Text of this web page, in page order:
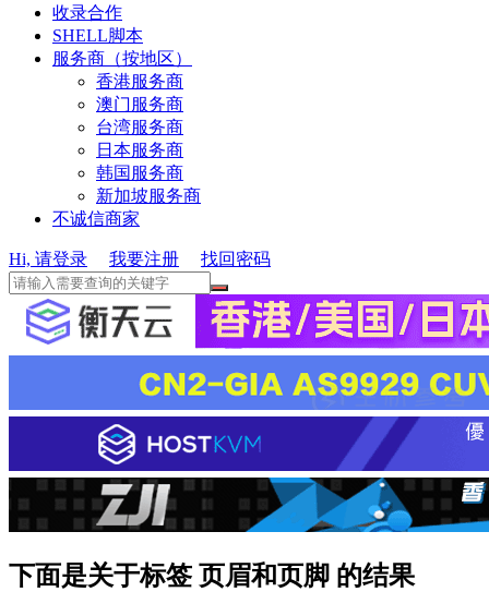
收录合作
SHELL脚本
服务商（按地区）
香港服务商
澳门服务商
台湾服务商
日本服务商
韩国服务商
新加坡服务商
不诚信商家
Hi, 请登录 我要注册 找回密码
下面是关于标签 页眉和页脚 的结果